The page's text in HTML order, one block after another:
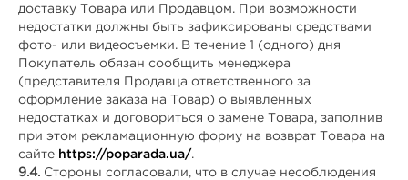
доставку Товара или Продавцом. При возможности
недостатки должны быть зафиксированы средствами
фото- или видеосъемки. В течение 1 (одного) дня
Покупатель обязан сообщить менеджера
(представителя Продавца ответственного за
оформление заказа на Товар) о выявленных
недостатках и договориться о замене Товара, заполнив
при этом рекламационную форму на возврат Товара на
сайте https://poparada.ua/.
9.4. Стороны согласовали, что в случае несоблюдения